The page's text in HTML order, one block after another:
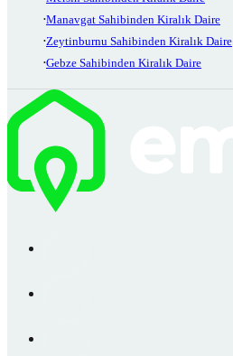
Manavgat Sahibinden Kiralık Daire
Zeytinburnu Sahibinden Kiralık Daire
Gebze Sahibinden Kiralık Daire